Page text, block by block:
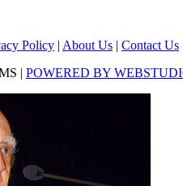
Policy | About Us | Contact Us
| POWERED BY